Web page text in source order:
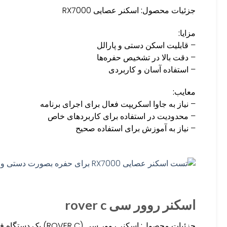
جزئیات محصول: اسکنر عصایی RX7000
مزایا:
– قابلیت اسکن دستی و پارالل
– دقت بالا در تشخیص حفره‌ها
– استفاده آسان و کاربردی
معایب:
– نیاز به جاوا اسکریپت فعال برای اجرای برنامه
– محدودیت در استفاده برای کاربردهای خاص
– نیاز به آموزش برای استفاده صحیح
اسکنر روور سی rover c